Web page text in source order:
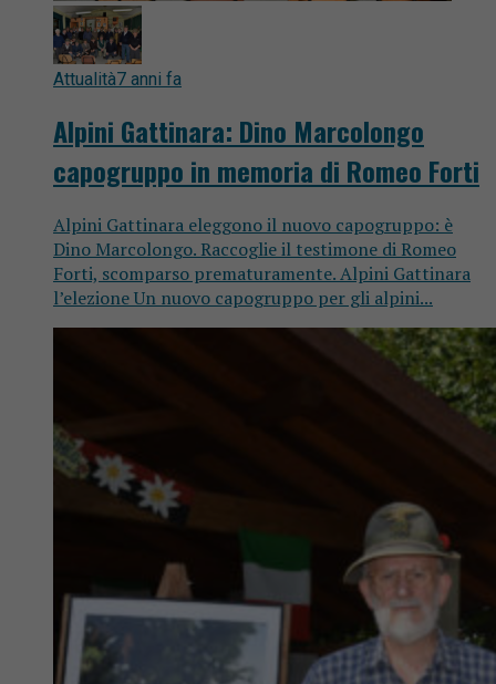
Attualità7 anni fa
Alpini Gattinara: Dino Marcolongo
capogruppo in memoria di Romeo Forti
Alpini Gattinara eleggono il nuovo capogruppo: è
Dino Marcolongo. Raccoglie il testimone di Romeo
Forti, scomparso prematuramente. Alpini Gattinara
l’elezione Un nuovo capogruppo per gli alpini...